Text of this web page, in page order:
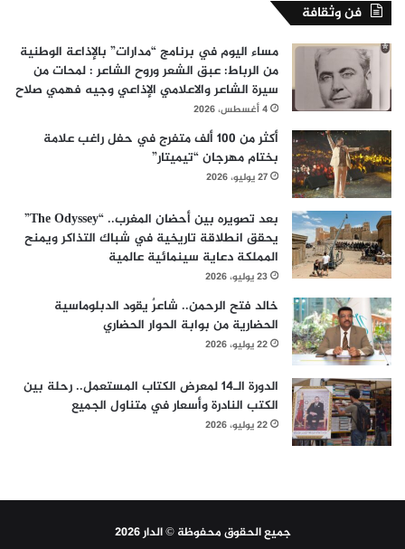
فن وثقافة
مساء اليوم في برنامج “مدارات” بالإذاعة الوطنية
من الرباط: عبق الشعر وروح الشاعر : لمحات من
سيرة الشاعر والاعلامي الإذاعي وجيه فهمي صلاح
4 أغسطس، 2026
أكثر من 100 ألف متفرج في حفل راغب علامة
بختام مهرجان “تيميتار”
27 يوليو، 2026
بعد تصويره بين أحضان المغرب.. “The Odyssey”
يحقق انطلاقة تاريخية في شباك التذاكر ويمنح
المملكة دعاية سينمائية عالمية
23 يوليو، 2026
خالد فتح الرحمن.. شاعرٌ يقود الدبلوماسية
الحضارية من بوابة الحوار الحضاري
22 يوليو، 2026
الدورة الـ14 لمعرض الكتاب المستعمل.. رحلة بين
الكتب النادرة وأسعار في متناول الجميع
22 يوليو، 2026
جميع الحقوق محفوظة © الدار 2026